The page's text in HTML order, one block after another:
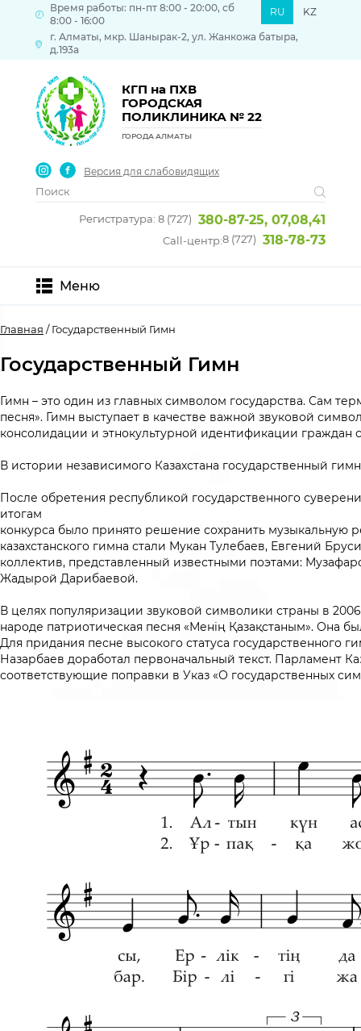
г. Алматы, мкр. Шанырак-2, ул. Жанкожа батыра,
д.193а
Время работы: пн-пт 8:00 - 20:00, сб
8:00 - 16:00
RU KZ
КГП на ПХВ
ГОРОДСКАЯ
ПОЛИКЛИНИКА № 22
ГОРОДА АЛМАТЫ
Версия для слабовидящих
Регистратура: 8 (727) 380-87-25, 07,08,41
Call-центр:8 (727) 318-78-73
Меню
Главная / Государственный Гимн
Государственный Гимн
Гимн – это один из главных символом государства. Сам
песня». Гимн выступает в качестве важной звуковой
консолидации и этнокультурной идентификации граждан
В истории независимого Казахстана государственный
После обретения республикой государственного
итогам
конкурса было принято решение сохранить музыкальную
казахстанского гимна стали Мукан Тулебаев, Евгений
коллектив, представленный известными поэтами:
Жадырой Дарибаевой.
В целях популяризации звуковой символики страны в
народе патриотическая песня «Менiң Қазақстаным». Она
Для придания песне высокого статуса государственного
Назарбаев доработал первоначальный текст. Парламент
соответствующие поправки в Указ «О государственных